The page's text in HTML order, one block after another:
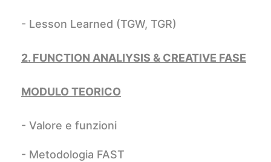
- Lesson Learned (TGW, TGR)
2. FUNCTION ANALIYSIS & CREATIVE FASE
MODULO TEORICO
- Valore e funzioni
- Metodologia FAST